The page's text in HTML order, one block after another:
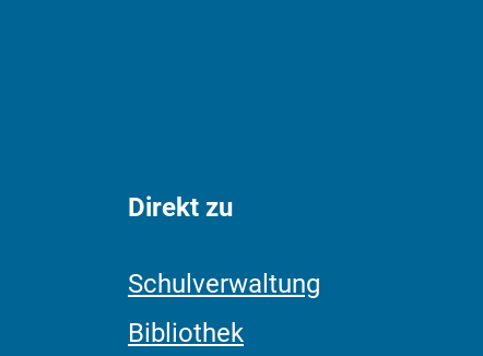
Direkt zu
Schulverwaltung
Bibliothek